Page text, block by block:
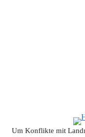
Um Konflikte mit